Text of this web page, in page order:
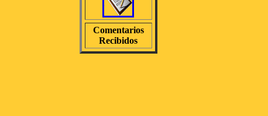
Comentarios
Recibidos